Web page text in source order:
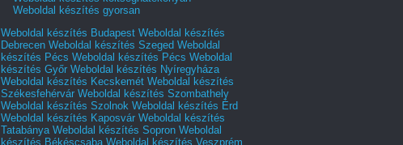
Weboldal készítés gyorsan
Weboldal készítés Budapest Weboldal készítés
Debrecen Weboldal készítés Szeged Weboldal
készítés Pécs Weboldal készítés Pécs Weboldal
készítés Győr Weboldal készítés Nyíregyháza
Weboldal készítés Kecskemét Weboldal készítés
Székesfehérvár Weboldal készítés Szombathely
Weboldal készítés Szolnok Weboldal készítés Érd
Weboldal készítés Kaposvár Weboldal készítés
Tatabánya Weboldal készítés Sopron Weboldal
készítés Békéscsaba Weboldal készítés Veszprém